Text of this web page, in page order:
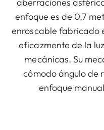
enfoque es de 0,7
enroscable fabricado
eficazmente de la
mecánicas. Su
cómodo ángulo de
enfoque